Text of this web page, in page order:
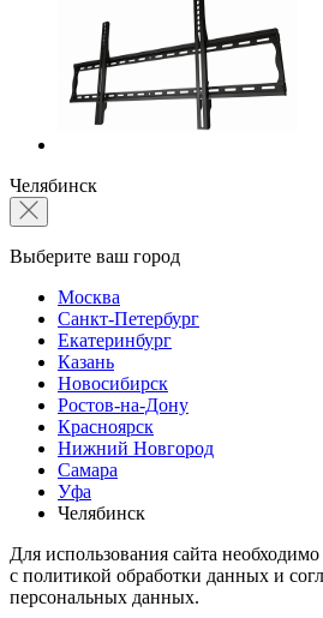
Челябинск
Выберите ваш город
Москва
Санкт-Петербург
Екатеринбург
Казань
Новосибирск
Ростов-на-Дону
Красноярск
Нижний Новгород
Самара
Уфа
Челябинск
Для использования сайта
с политикой обработки данных и
персональных данных.